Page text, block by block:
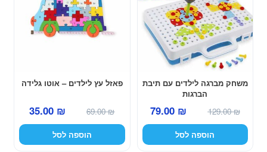
משחק מברגה לילדים עם תיבת
הברגות
129.00₪
המחיר
המקורי
היה:
79.00 ₪
המחיר
הנוכחי
הוא:
הוספה לסל
פאזל עץ לילדים – אוטו גלידה
69.00₪
המחיר
המקורי
היה:
35.00 ₪
המחיר
הנוכחי
הוא:
הוספה לסל